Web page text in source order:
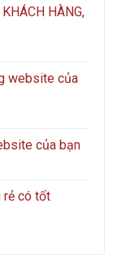
HÀNG,
website của
của bạn
rẻ có tốt